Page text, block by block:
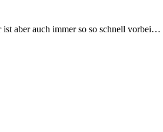
ist aber auch immer so so schnell vorbei…